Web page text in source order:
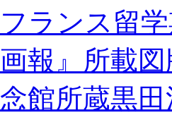
ランス留
画報』所載
館所蔵黒